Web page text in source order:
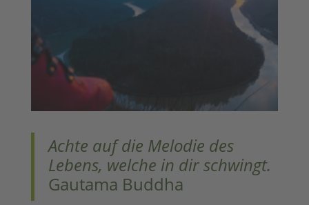
Achte auf die Melodie des
Lebens, welche in dir schwingt.
Gautama Buddha